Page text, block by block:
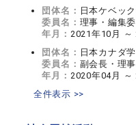
団体名： 日本ケベッ
委員名： 理事・編集
年月： 2021年10月 ～
団体名： 日本カナダ
委員名： 副会長・理事
年月： 2020年04月 ～
全件表示 >>